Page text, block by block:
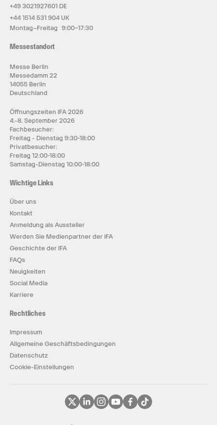
+49 3021927601 DE
+44 1514 531 904 UK
Montag–Freitag 9:00–17:30
Messestandort
Messe Berlin
Messedamm 22
14055 Berlin
Deutschland
Öffnungszeiten IFA 2026
4.-8. September 2026
Fachbesucher:
Freitag - Dienstag 9:30-18:00
Privatbesucher:
Freitag 12:00-18:00
Samstag-Dienstag 10:00-18:00
Wichtige Links
Über uns
Kontakt
Anmeldung als Aussteller
Werden Sie Medienpartner der IFA
Geschichte der IFA
FAQs
Neuigkeiten
Social Media
Karriere
Rechtliches
Impressum
Allgemeine Geschäftsbedingungen
Datenschutz
Cookie-Einstellungen